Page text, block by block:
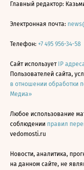
Главный редактор:
Электронная почта:
Телефон: +7 495 956-34-58
Сайт использует IP
Пользователей сайта,
в отношении обработки
Медиа»
Любое использование
соблюдении правил
vedomosti.ru
Новости, аналитика,
на данном сайте, не